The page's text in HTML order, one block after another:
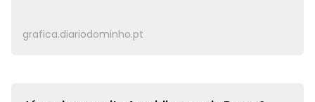
grafica.diariodominho.pt